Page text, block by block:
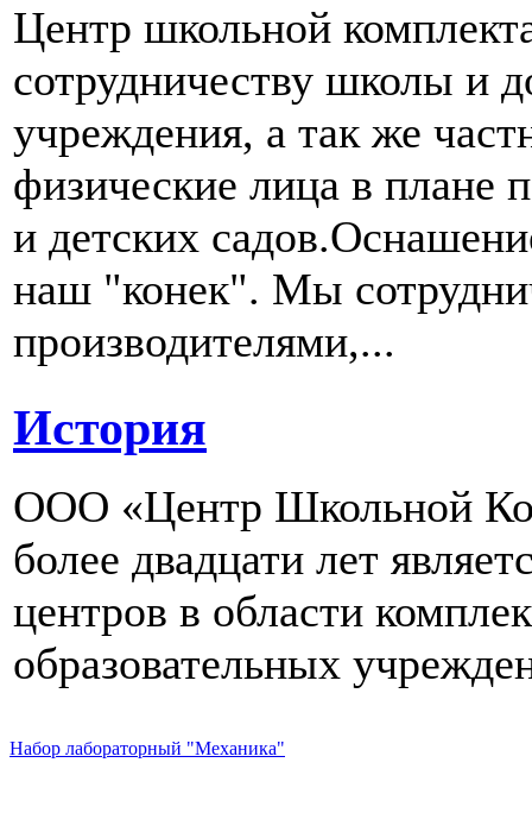
Центр школьной
сотрудничеству школы и
учреждения, а так же
физические лица в плане
и детских
наш "конек". Мы
производителями,...
История
ООО «Центр Школьной
более двадцати лет
центров в области
образовательных
Набор лабораторный "Механика"